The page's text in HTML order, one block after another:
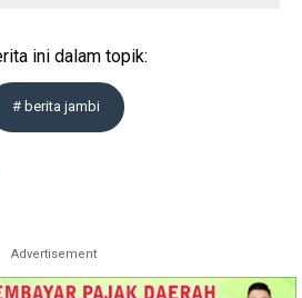
ini dalam topik:
# berita jambi
Advertisement